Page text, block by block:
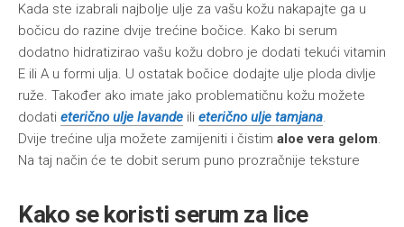
Kada ste izabrali najbolje ulje za vašu kožu nakapajte ga u
bočicu do razine dvije trećine bočice. Kako bi serum
dodatno hidratizirao vašu kožu dobro je dodati tekući vitamin
E ili A u formi ulja. U ostatak bočice dodajte ulje ploda divlje
ruže. Također ako imate jako problematičnu kožu možete
dodati eterično ulje lavande ili eterično ulje tamjana.
Dvije trećine ulja možete zamijeniti i čistim aloe vera gelom.
Na taj način će te dobit serum puno prozračnije teksture
Kako se koristi serum za lice